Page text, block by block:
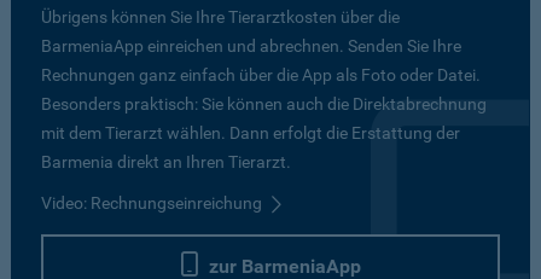
Übrigens können Sie Ihre Tierarztkosten über die
BarmeniaApp einreichen und abrechnen. Senden Sie Ihre
Rechnungen ganz einfach über die App als Foto oder Datei.
Besonders praktisch: Sie können auch die Direktabrechnung
mit dem Tierarzt wählen. Dann erfolgt die Erstattung der
Barmenia direkt an Ihren Tierarzt.
Video: Rechnungseinreichung
zur BarmeniaApp